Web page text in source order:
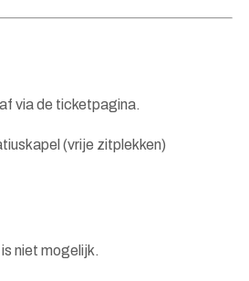
via de ticketpagina.
(vrije zitplekken)
niet mogelijk.